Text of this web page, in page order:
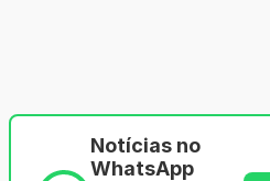
Notícias no
WhatsApp